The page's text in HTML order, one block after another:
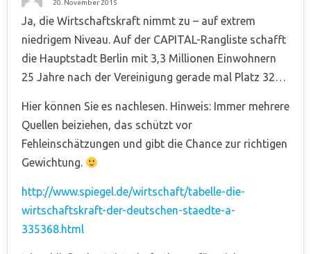
20. November 2015
Ja, die Wirtschaftskraft nimmt zu – auf extrem
niedrigem Niveau. Auf der CAPITAL-Rangliste schafft
die Hauptstadt Berlin mit 3,3 Millionen Einwohnern
25 Jahre nach der Vereinigung gerade mal Platz 32…
Hier können Sie es nachlesen. Hinweis: Immer mehrere
Quellen beiziehen, das schützt vor
Fehleinschätzungen und gibt die Chance zur richtigen
Gewichtung.
http://www.spiegel.de/wirtschaft/tabelle-die-
wirtschaftskraft-der-deutschen-staedte-a-
335368.html